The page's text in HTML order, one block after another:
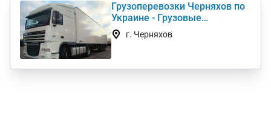
Грузоперевозки Черняхов по
Украине - Грузовые
автоперевозки дешево
г. Черняхов